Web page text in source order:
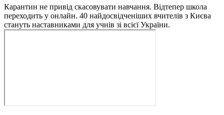
Карантин не привід скасовувати навчання. Відтепер школа
переходить у онлайн. 40 найдосвідченіших вчителів з Києва
стануть наставниками для учнів зі всієї України.